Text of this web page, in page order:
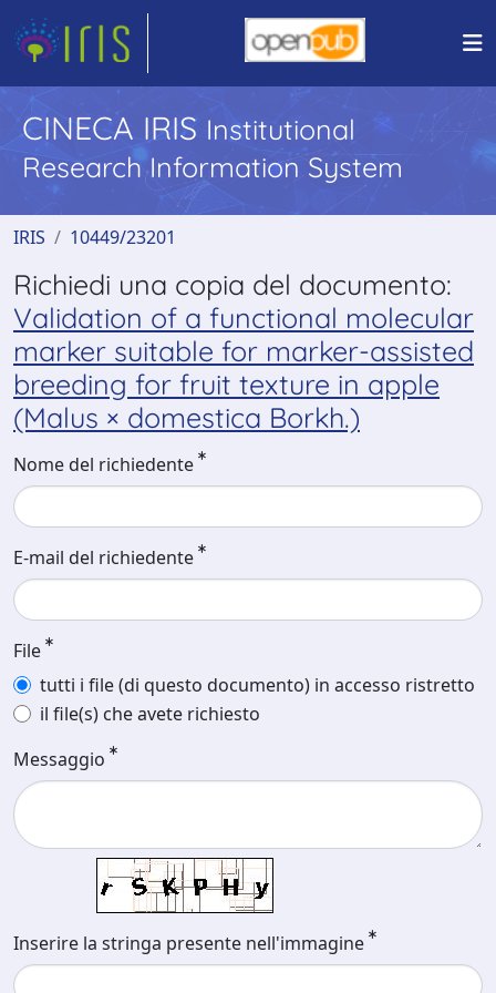
CINECA IRIS Institutional
Research Information System
IRIS 10449/23201
Richiedi una copia del documento:
Validation of a functional molecular
marker suitable for marker-assisted
breeding for fruit texture in apple
(Malus × domestica Borkh.)
Nome del richiedente
E-mail del richiedente
File
tutti i file (di questo documento) in accesso ristretto
il file(s) che avete richiesto
Messaggio
Inserire la stringa presente nell'immagine